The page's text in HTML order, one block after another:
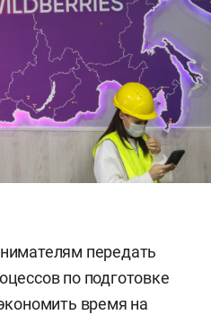
передать
по подготовке
время на